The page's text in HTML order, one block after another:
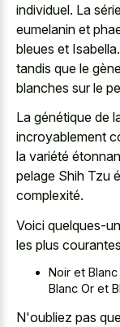
individuel. La
eumelanin et
bleues et
tandis que le
blanches sur le
La génétique de
incroyablement
la variété
pelage Shih Tzu
complexité.
Voici quelques-
les plus
Noir et
Blanc Or et
N'oubliez pas